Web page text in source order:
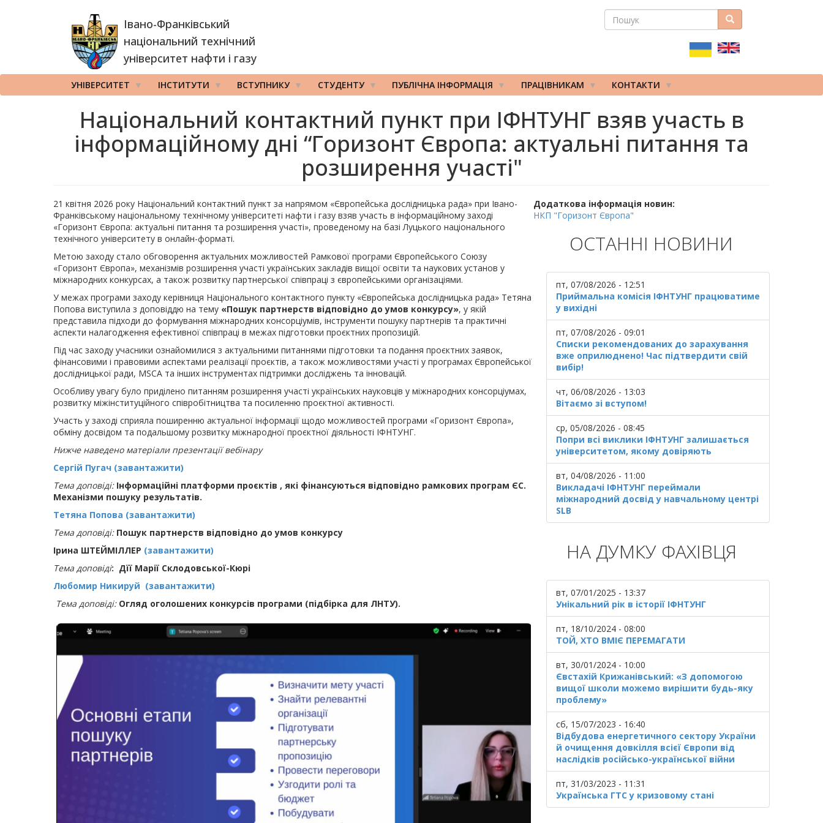
Івано-Франківський
національний технічний
університет нафти і газу
ПОШУКОВА
ПОШУК Пошук
УНІВЕРСИТЕТ ІНСТИТУТИ ВСТУПНИКУ СТУДЕНТУ ПУБЛІЧНА ІНФОРМАЦІЯ ПРАЦІВНИКАМ КОНТАКТИ
Національний контактний пункт при ІФНТУНГ взяв участь в
інформаційному дні “Горизонт Європа: актуальні питання та
розширення участі"
21 квітня 2026 року Національний контактний пункт за напрямом «Європейська дослідницька рада» при Івано-
Франківському національному технічному університеті нафти і газу взяв участь в інформаційному заході
«Горизонт Європа: актуальні питання та розширення участі», проведеному на базі Луцького національного
технічного університету в онлайн-форматі.
Метою заходу стало обговорення актуальних можливостей Рамкової програми Європейського Союзу
«Горизонт Європа», механізмів розширення участі українських закладів вищої освіти та наукових установ у
міжнародних конкурсах, а також розвитку партнерської співпраці з європейськими організаціями.
У межах програми заходу керівниця Національного контактного пункту «Європейська дослідницька рада» Тетяна
Попова виступила з доповіддю на тему «Пошук партнерств відповідно до умов конкурсу», у якій
представила підходи до формування міжнародних консорціумів, інструменти пошуку партнерів та практичні
аспекти налагодження ефективної співпраці в межах підготовки проєктних пропозицій.
Під час заходу учасники ознайомилися з актуальними питаннями підготовки та подання проєктних заявок,
фінансовими і правовими аспектами реалізації проєктів, а також можливостями участі у програмах Європейської
дослідницької ради, MSCA та інших інструментах підтримки досліджень та інновацій.
Особливу увагу було приділено питанням розширення участі українських науковців у міжнародних консорціумах,
розвитку міжінституційного співробітництва та посиленню проєктної активності.
Участь у заході сприяла поширенню актуальної інформації щодо можливостей програми «Горизонт Європа»,
обміну досвідом та подальшому розвитку міжнародної проєктної діяльності ІФНТУНГ.
Нижче наведено матеріали презентації вебінару
Сергій Пугач (завантажити)
Тема доповіді:Інформаційні платформи проєктів , які фінансуються відповідно рамкових програм ЄС.
Механізми пошуку результатів.
Тетяна Попова (завантажити)
Тема доповіді:Пошук партнерств відповідно до умов конкурсу
Ірина ШТЕЙМІЛЛЕР (завантажити)
Тема доповіді: Дїї Марії Склодовської-Кюрі
Любомир Никируй (завантажити)
Тема доповіді: Огляд оголошених конкурсів програми (підбірка для ЛНТУ).
Додаткова інформація новин:
НКП "Горизонт Європа"
ОСТАННІ НОВИНИ
пт, 07/08/2026 - 12:51
Приймальна комісія ІФНТУНГ працюватиме
у вихідні
пт, 07/08/2026 - 09:01
Списки рекомендованих до зарахування
вже оприлюднено! Час підтвердити свій
вибір!
чт, 06/08/2026 - 13:03
Вітаємо зі вступом!
ср, 05/08/2026 - 08:45
Попри всі виклики ІФНТУНГ залишається
університетом, якому довіряють
вт, 04/08/2026 - 11:00
Викладачі ІФНТУНГ переймали
міжнародний досвід у навчальному центрі
SLB
НА ДУМКУ ФАХІВЦЯ
вт, 07/01/2025 - 13:37
Унікальний рік в історії ІФНТУНГ
пт, 18/10/2024 - 08:00
ТОЙ, ХТО ВМІЄ ПЕРЕМАГАТИ
вт, 30/01/2024 - 10:00
Євстахій Крижанівський: «З допомогою
вищої школи можемо вирішити будь-яку
проблему»
сб, 15/07/2023 - 16:40
Відбудова енергетичного сектору України
й очищення довкілля всієї Європи від
наслідків російсько-української війни
пт, 31/03/2023 - 11:31
Українська ГТС у кризовому стані